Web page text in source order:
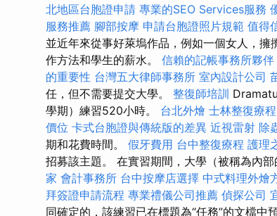
北地區台胞證申請 專業的SEO Services服務
服務推薦 腳部按摩 申請台胞證照片規範 值得
並近年來從事好萊塢作品，例如一個女人，
作方法和學生的薪水。 信賴的記帳事務所夥伴
的重要性 台灣五大律師事務所 室內設計公司
任，但不需要提交大學。 整復師培訓
學期）練習520小時。 台北外燴 士林整復療程
價位 卡式台胞證與傳統版的差異 近視雷射 除
期和花費時間。 假牙費用 台中整復療程 護理
招募該主題。 在實習期間，大學（被稱為內
家 會計事務所 台中按摩店選擇 中式料理外燴
拜簽證申請流程 專業禮儀公司推薦 偵探公司
同確定的，該練習已在標題為“任務”的文檔中